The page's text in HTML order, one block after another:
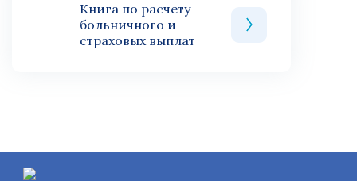
Книга по расчету
больничного и
страховых выплат